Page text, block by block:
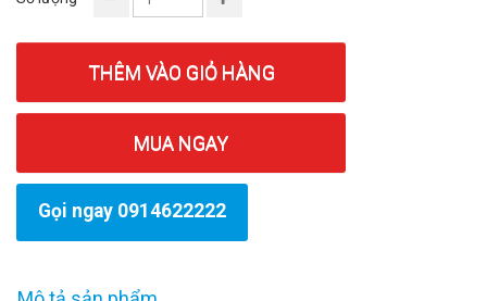
THÊM VÀO GIỎ HÀNG
MUA NGAY
Gọi ngay 0914622222